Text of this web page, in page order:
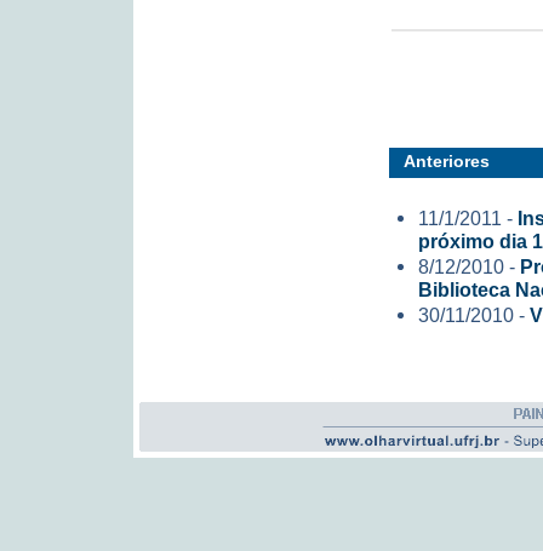
Anteriores
11/1/2011 -
próximo dia
8/12/2010 -
Biblioteca
30/11/2010 -